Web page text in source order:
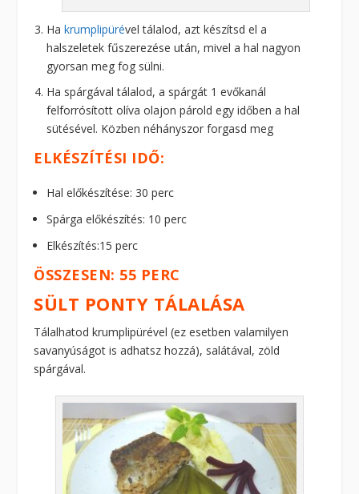
Hakrumplipürével tálalod, azt készítsd el a
halszeletek fűszerezése után, mivel a hal nagyon
gyorsan meg fog sülni.
Ha spárgával tálalod, a spárgát 1 evőkanál
felforrósított olíva olajon párold egy időben a hal
sütésével. Közben néhányszor forgasd meg
ELKÉSZÍTÉSI IDŐ:
Hal előkészítése: 30 perc
Spárga előkészítés: 10 perc
Elkészítés:15 perc
ÖSSZESEN: 55 PERC
SÜLT PONTY TÁLALÁSA
Tálalhatod krumplipürével (ez esetben valamilyen
savanyúságot is adhatsz hozzá), salátával, zöld
spárgával.